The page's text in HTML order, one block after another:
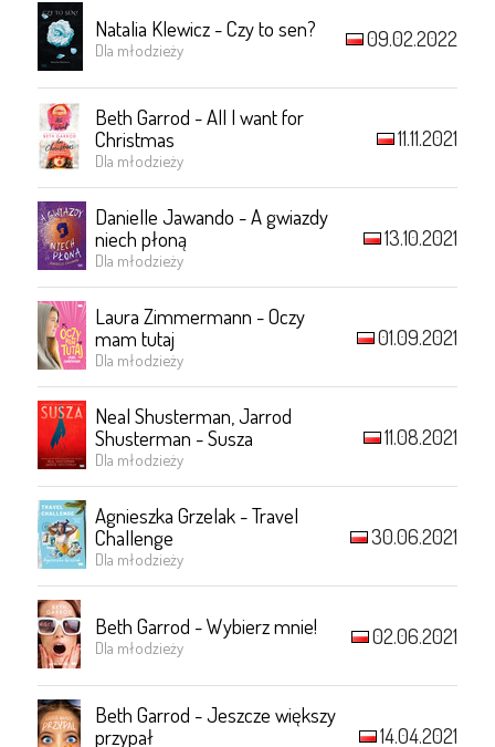
Natalia Klewicz - Czy to sen?
Dla młodzieży 09.02.2022
Beth Garrod - All I want for
Christmas
Dla młodzieży
11.11.2021
Danielle Jawando - A gwiazdy
niech płoną
Dla młodzieży
13.10.2021
Laura Zimmermann - Oczy
mam tutaj
Dla młodzieży
01.09.2021
Neal Shusterman, Jarrod
Shusterman - Susza
Dla młodzieży
11.08.2021
Agnieszka Grzelak - Travel
Challenge
Dla młodzieży
30.06.2021
Beth Garrod - Wybierz mnie!
Dla młodzieży 02.06.2021
Beth Garrod - Jeszcze większy
przypał
14.04.2021